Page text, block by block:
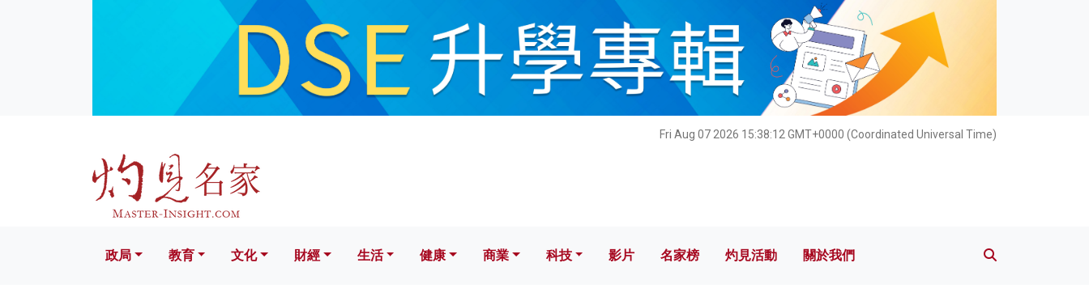
Fri Aug 07 2026 15:38:14 GMT+0000 (Coordinated Universal Time)
文化 財經 生活 健康 科技 影片 名家榜 灼見活動 關於我們
政局 教育 文化 財經 生活 健康 商業 科技 影片 名家榜 灼見活動 關於我們